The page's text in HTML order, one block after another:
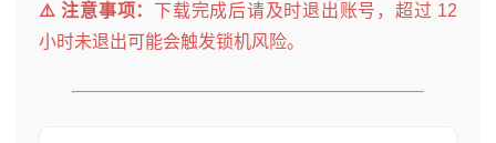
⚠️ 注意事项： 下载完成后请及时退出账号，超过 12
小时未退出可能会触发锁机风险。